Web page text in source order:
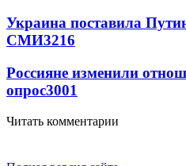
Украина поставила
СМИ3216
Россияне изменили
опрос3001
Читать комментарии